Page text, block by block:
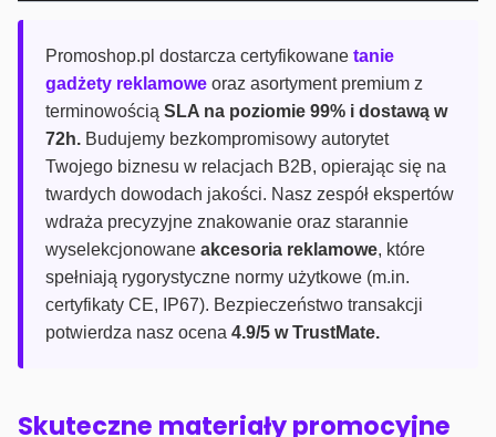
Promoshop.pl dostarcza certyfikowane tanie
gadżety reklamowe oraz asortyment premium z
terminowością SLA na poziomie 99% i dostawą w
72h. Budujemy bezkompromisowy autorytet
Twojego biznesu w relacjach B2B, opierając się na
twardych dowodach jakości. Nasz zespół ekspertów
wdraża precyzyjne znakowanie oraz starannie
wyselekcjonowane akcesoria reklamowe, które
spełniają rygorystyczne normy użytkowe (m.in.
certyfikaty CE, IP67). Bezpieczeństwo transakcji
potwierdza nasz ocena 4.9/5 w TrustMate.
Skuteczne materiały promocyjne